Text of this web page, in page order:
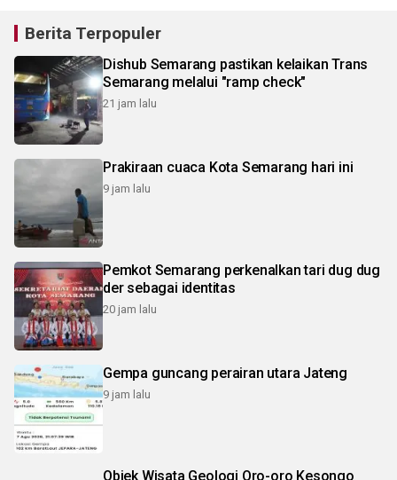
Berita Terpopuler
Dishub Semarang pastikan kelaikan Trans
Semarang melalui "ramp check"
21 jam lalu
Prakiraan cuaca Kota Semarang hari ini
9 jam lalu
Pemkot Semarang perkenalkan tari dug dug
der sebagai identitas
20 jam lalu
Gempa guncang perairan utara Jateng
9 jam lalu
Objek Wisata Geologi Oro-oro Kesongo